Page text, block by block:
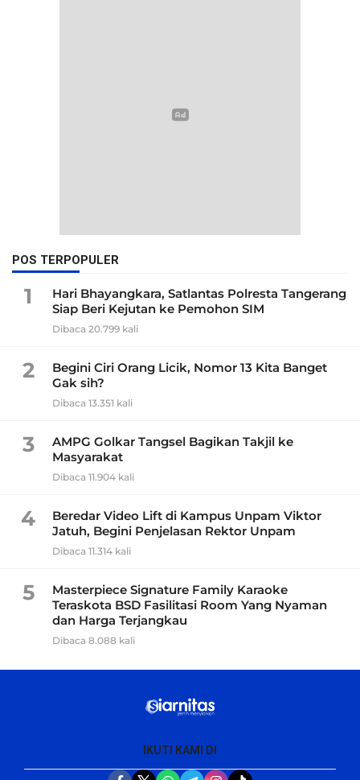
POS TERPOPULER
1
Hari Bhayangkara, Satlantas Polresta Tangerang
Siap Beri Kejutan ke Pemohon SIM
Dibaca 20.799 kali
2
Begini Ciri Orang Licik, Nomor 13 Kita Banget
Gak sih?
Dibaca 13.351 kali
3
AMPG Golkar Tangsel Bagikan Takjil ke
Masyarakat
Dibaca 11.904 kali
4
Beredar Video Lift di Kampus Unpam Viktor
Jatuh, Begini Penjelasan Rektor Unpam
Dibaca 11.314 kali
5
Masterpiece Signature Family Karaoke
Teraskota BSD Fasilitasi Room Yang Nyaman
dan Harga Terjangkau
Dibaca 8.088 kali
IKUTI KAMI DI